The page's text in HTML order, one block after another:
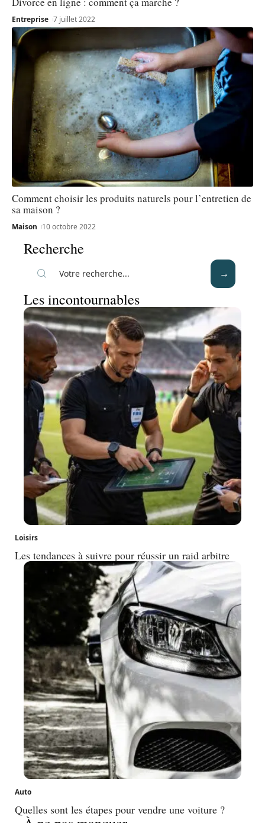
Entreprise 7 juillet 2022
Comment choisir les produits naturels pour l’entretien de
sa maison ?
Maison 10 octobre 2022
Recherche
Les incontournables
Loisirs
Les tendances à suivre pour réussir un raid arbitre
Auto
Quelles sont les étapes pour vendre une voiture ?